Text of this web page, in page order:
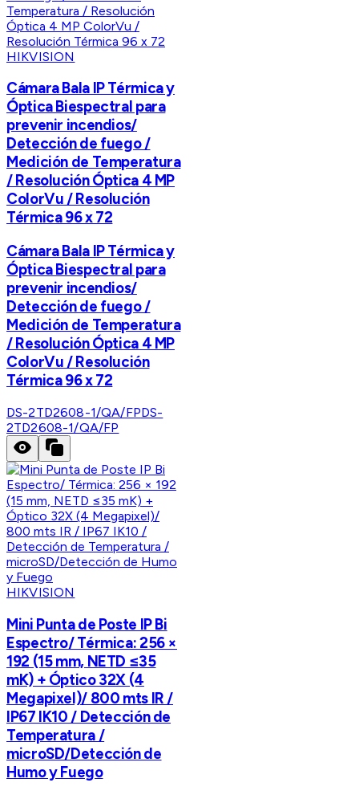
HIKVISION
Cámara Bala IP Térmica y
Óptica Biespectral para
prevenir incendios/
Detección de fuego /
Medición de Temperatura
/ Resolución Óptica 4 MP
ColorVu / Resolución
Térmica 96 x 72
Cámara Bala IP Térmica y
Óptica Biespectral para
prevenir incendios/
Detección de fuego /
Medición de Temperatura
/ Resolución Óptica 4 MP
ColorVu / Resolución
Térmica 96 x 72
DS-2TD2608-1/QA/FPDS-
2TD2608-1/QA/FP
HIKVISION
Mini Punta de Poste IP Bi
Espectro/ Térmica: 256 ×
192 (15 mm, NETD ≤35
mK) + Óptico 32X (4
Megapixel)/ 800 mts IR /
IP67 IK10 / Detección de
Temperatura /
microSD/Detección de
Humo y Fuego